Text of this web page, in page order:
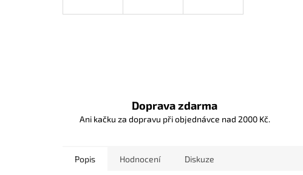
Doprava zdarma
Ani kačku za dopravu při objednávce nad 2000 Kč.
Popis Hodnocení Diskuze